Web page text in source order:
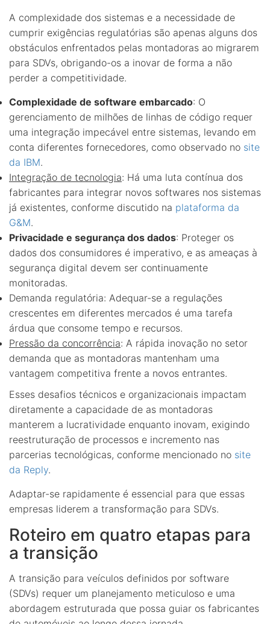
A complexidade dos sistemas e a necessidade de
cumprir exigências regulatórias são apenas alguns dos
obstáculos enfrentados pelas montadoras ao migrarem
para SDVs, obrigando-os a inovar de forma a não
perder a competitividade.
Complexidade de software embarcado: O
gerenciamento de milhões de linhas de código requer
uma integração impecável entre sistemas, levando em
conta diferentes fornecedores, como observado no site
da IBM.
Integração de tecnologia: Há uma luta contínua dos
fabricantes para integrar novos softwares nos sistemas
já existentes, conforme discutido na plataforma da
G&M.
Privacidade e segurança dos dados: Proteger os
dados dos consumidores é imperativo, e as ameaças à
segurança digital devem ser continuamente
monitoradas.
Demanda regulatória: Adequar-se a regulações
crescentes em diferentes mercados é uma tarefa
árdua que consome tempo e recursos.
Pressão da concorrência: A rápida inovação no setor
demanda que as montadoras mantenham uma
vantagem competitiva frente a novos entrantes.
Esses desafios técnicos e organizacionais impactam
diretamente a capacidade de as montadoras
manterem a lucratividade enquanto inovam, exigindo
reestruturação de processos e incremento nas
parcerias tecnológicas, conforme mencionado no site
da Reply.
Adaptar-se rapidamente é essencial para que essas
empresas liderem a transformação para SDVs.
Roteiro em quatro etapas para
a transição
A transição para veículos definidos por software
(SDVs) requer um planejamento meticuloso e uma
abordagem estruturada que possa guiar os fabricantes